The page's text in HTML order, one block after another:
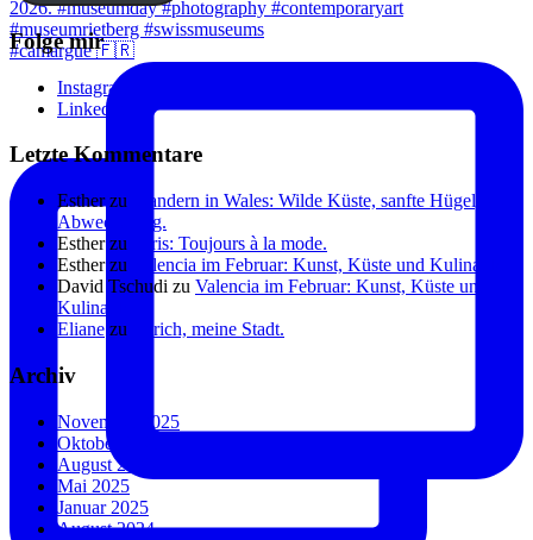
#camargue 🇫🇷
Folge mir
Instagram
Linkedin
Letzte Kommentare
Estherzu
Wandern in Wales: Wilde Küste, sanfte Hügel, viel
Abwechslung.
Estherzu
Paris: Toujours à la mode.
Estherzu
Valencia im Februar: Kunst, Küste und Kulinarik.
David Tschudi zu Valencia im Februar: Kunst, Küste und
Kulinarik.
Eliane zu Zürich, meine Stadt.
Archiv
November 2025
Oktober 2025
August 2025
Mai 2025
Januar 2025
August 2024